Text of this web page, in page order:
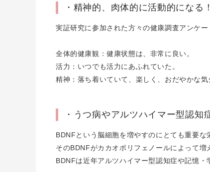
・精神的、肉体的に活動的になる！
実証研究に参加された方々の健康調査アンケ
全体的健康観：健康状態は、非常に良い。
活力：いつでも活力にあふれていた。
精神：落ち着いていて、楽しく、おだやかな気
・うつ病やアルツハイマー型認知
BDNFという脳細胞を増やすのにとても重要な
そのBDNFがカカオポリフェノールによって増
BDNFは近年アルツハイマー型認知症や記憶・